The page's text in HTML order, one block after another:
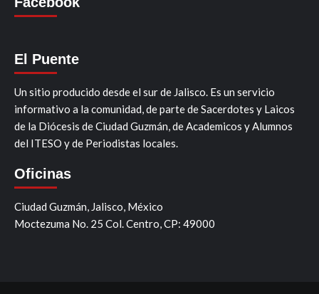
El Puente
Un sitio producido desde el sur de Jalisco. Es un servicio
informativo a la comunidad, de parte de Sacerdotes y Laicos
de la Diócesis de Ciudad Guzmán, de Academicos y Alumnos
del ITESO y de Periodistas locales.
Oficinas
Ciudad Guzmán, Jalisco, México
Moctezuma No. 25 Col. Centro, CP: 49000